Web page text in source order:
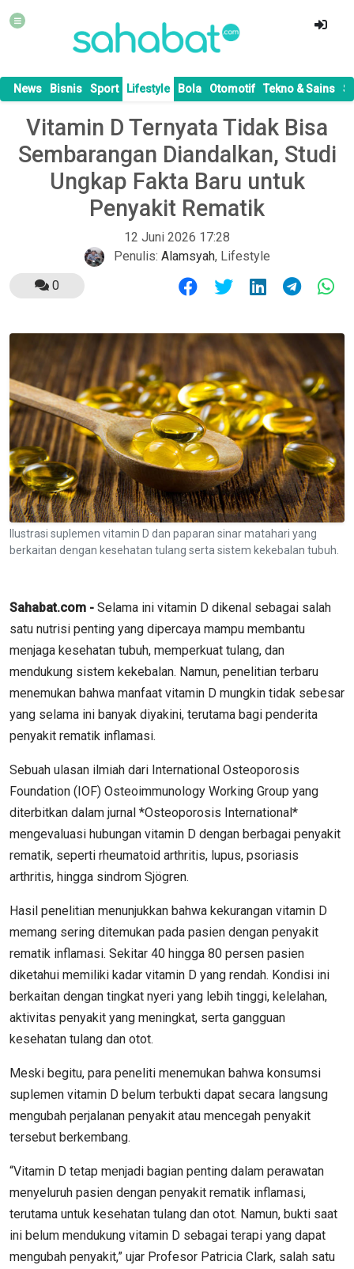
News Bisnis Sport Lifestyle Bola Otomotif Tekno & Sains
Vitamin D Ternyata Tidak Bisa
Sembarangan Diandalkan, Studi
Ungkap Fakta Baru untuk
Penyakit Rematik
12 Juni 2026 17:28
Penulis: Alamsyah, Lifestyle
0
Ilustrasi suplemen vitamin D dan paparan sinar matahari yang
berkaitan dengan kesehatan tulang serta sistem kekebalan tubuh.
Sahabat.com - Selama ini vitamin D dikenal sebagai salah
satu nutrisi penting yang dipercaya mampu membantu
menjaga kesehatan tubuh, memperkuat tulang, dan
mendukung sistem kekebalan. Namun, penelitian terbaru
menemukan bahwa manfaat vitamin D mungkin tidak sebesar
yang selama ini banyak diyakini, terutama bagi penderita
penyakit rematik inflamasi.
Sebuah ulasan ilmiah dari International Osteoporosis
Foundation (IOF) Osteoimmunology Working Group yang
diterbitkan dalam jurnal *Osteoporosis International*
mengevaluasi hubungan vitamin D dengan berbagai penyakit
rematik, seperti rheumatoid arthritis, lupus, psoriasis
arthritis, hingga sindrom Sjögren.
Hasil penelitian menunjukkan bahwa kekurangan vitamin D
memang sering ditemukan pada pasien dengan penyakit
rematik inflamasi. Sekitar 40 hingga 80 persen pasien
diketahui memiliki kadar vitamin D yang rendah. Kondisi ini
berkaitan dengan tingkat nyeri yang lebih tinggi, kelelahan,
aktivitas penyakit yang meningkat, serta gangguan
kesehatan tulang dan otot.
Meski begitu, para peneliti menemukan bahwa konsumsi
suplemen vitamin D belum terbukti dapat secara langsung
mengubah perjalanan penyakit atau mencegah penyakit
tersebut berkembang.
“Vitamin D tetap menjadi bagian penting dalam perawatan
menyeluruh pasien dengan penyakit rematik inflamasi,
terutama untuk kesehatan tulang dan otot. Namun, bukti saat
ini belum mendukung vitamin D sebagai terapi yang dapat
mengubah penyakit,” ujar Profesor Patricia Clark, salah satu